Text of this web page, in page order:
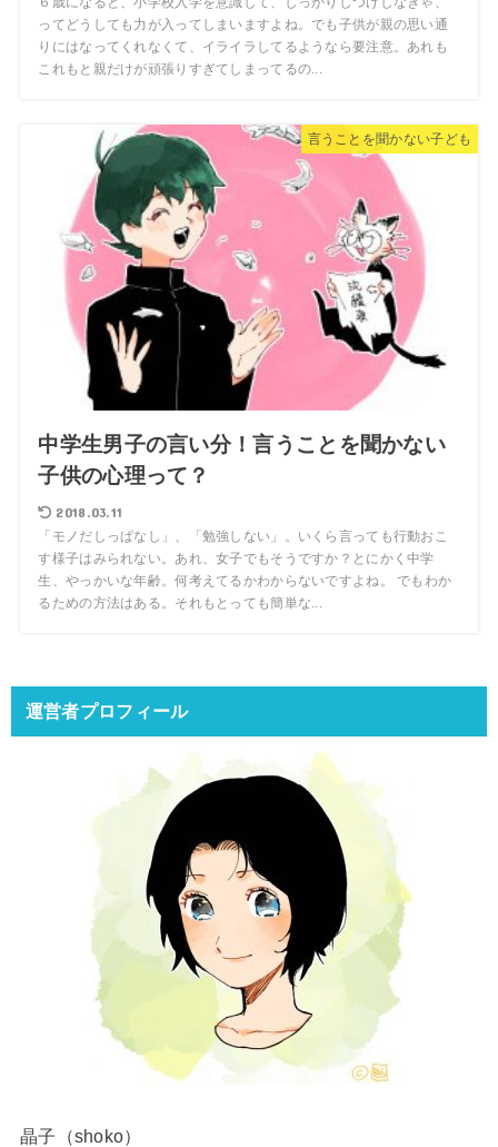
ってどうしても力が入ってしまいますよね。でも子供が親の思い通
りにはなってくれなくて、イライラしてるようなら要注意。あれも
これもと親だけが頑張りすぎてしまってるの...
言うことを聞かない子ども
中学生男子の言い分！言うことを聞かない
子供の心理って？
2018.03.11
「モノだしっぱなし」、「勉強しない」。いくら言っても行動おこ
す様子はみられない。あれ、女子でもそうですか？とにかく中学
生、やっかいな年齢。何考えてるかわからないですよね。 でもわか
るための方法はある。それもとっても簡単な...
運営者プロフィール
晶子（shoko）